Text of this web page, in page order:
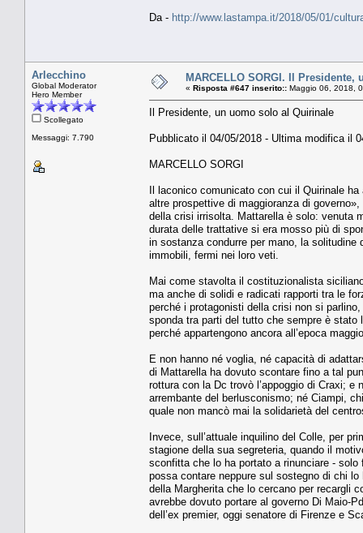
Da - http://www.lastampa.it/2018/05/01/
Arlecchino
Global Moderator
Hero Member
Scollegato
Messaggi: 7.790
MARCELLO SORGI. Il
« Risposta #647 inserito:: Maggio 06, 2018,
Il Presidente, un uomo solo al Quirinale
Pubblicato il 04/05/2018 - Ultima modifica il
MARCELLO SORGI
Il laconico comunicato con cui il Quirinale
altre prospettive di maggioranza di
della crisi irrisolta. Mattarella è solo: venuta
durata delle trattative si era mosso più di
in sostanza condurre per mano, la
immobili, fermi nei loro veti.
Mai come stavolta il costituzionalista
ma anche di solidi e radicati rapporti tra le
perché i protagonisti della crisi non si
sponda tra parti del tutto che sempre è stato
perché appartengono ancora all’epoca
E non hanno né voglia, né capacità di
di Mattarella ha dovuto scontare fino a tal
rottura con la Dc trovò l’appoggio di Craxi; e
arrembante del berlusconismo; né Ciampi,
quale non mancò mai la solidarietà del
Invece, sull’attuale inquilino del Colle, per
stagione della sua segreteria, quando il
sconfitta che lo ha portato a rinunciare -
possa contare neppure sul sostegno di chi
della Margherita che lo cercano per recargli
avrebbe dovuto portare al governo Di Maio-
dell’ex premier, oggi senatore di Firenze e